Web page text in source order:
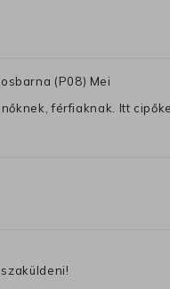
(P08) Mei
férfiaknak. Itt